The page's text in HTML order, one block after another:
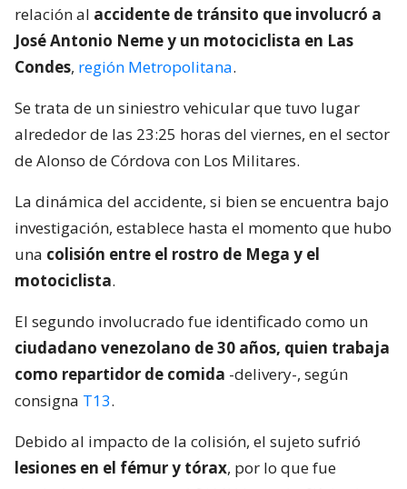
relación al accidente de tránsito que involucró a
José Antonio Neme y un motociclista en Las
Condes, región Metropolitana.
Se trata de un siniestro vehicular que tuvo lugar
alrededor de las 23:25 horas del viernes, en el sector
de Alonso de Córdova con Los Militares.
La dinámica del accidente, si bien se encuentra bajo
investigación, establece hasta el momento que hubo
una colisión entre el rostro de Mega y el
motociclista.
El segundo involucrado fue identificado como un
ciudadano venezolano de 30 años, quien trabaja
como repartidor de comida -delivery-, según
consigna T13.
Debido al impacto de la colisión, el sujeto sufrió
lesiones en el fémur y tórax, por lo que fue